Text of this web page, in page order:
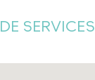
SERVICES